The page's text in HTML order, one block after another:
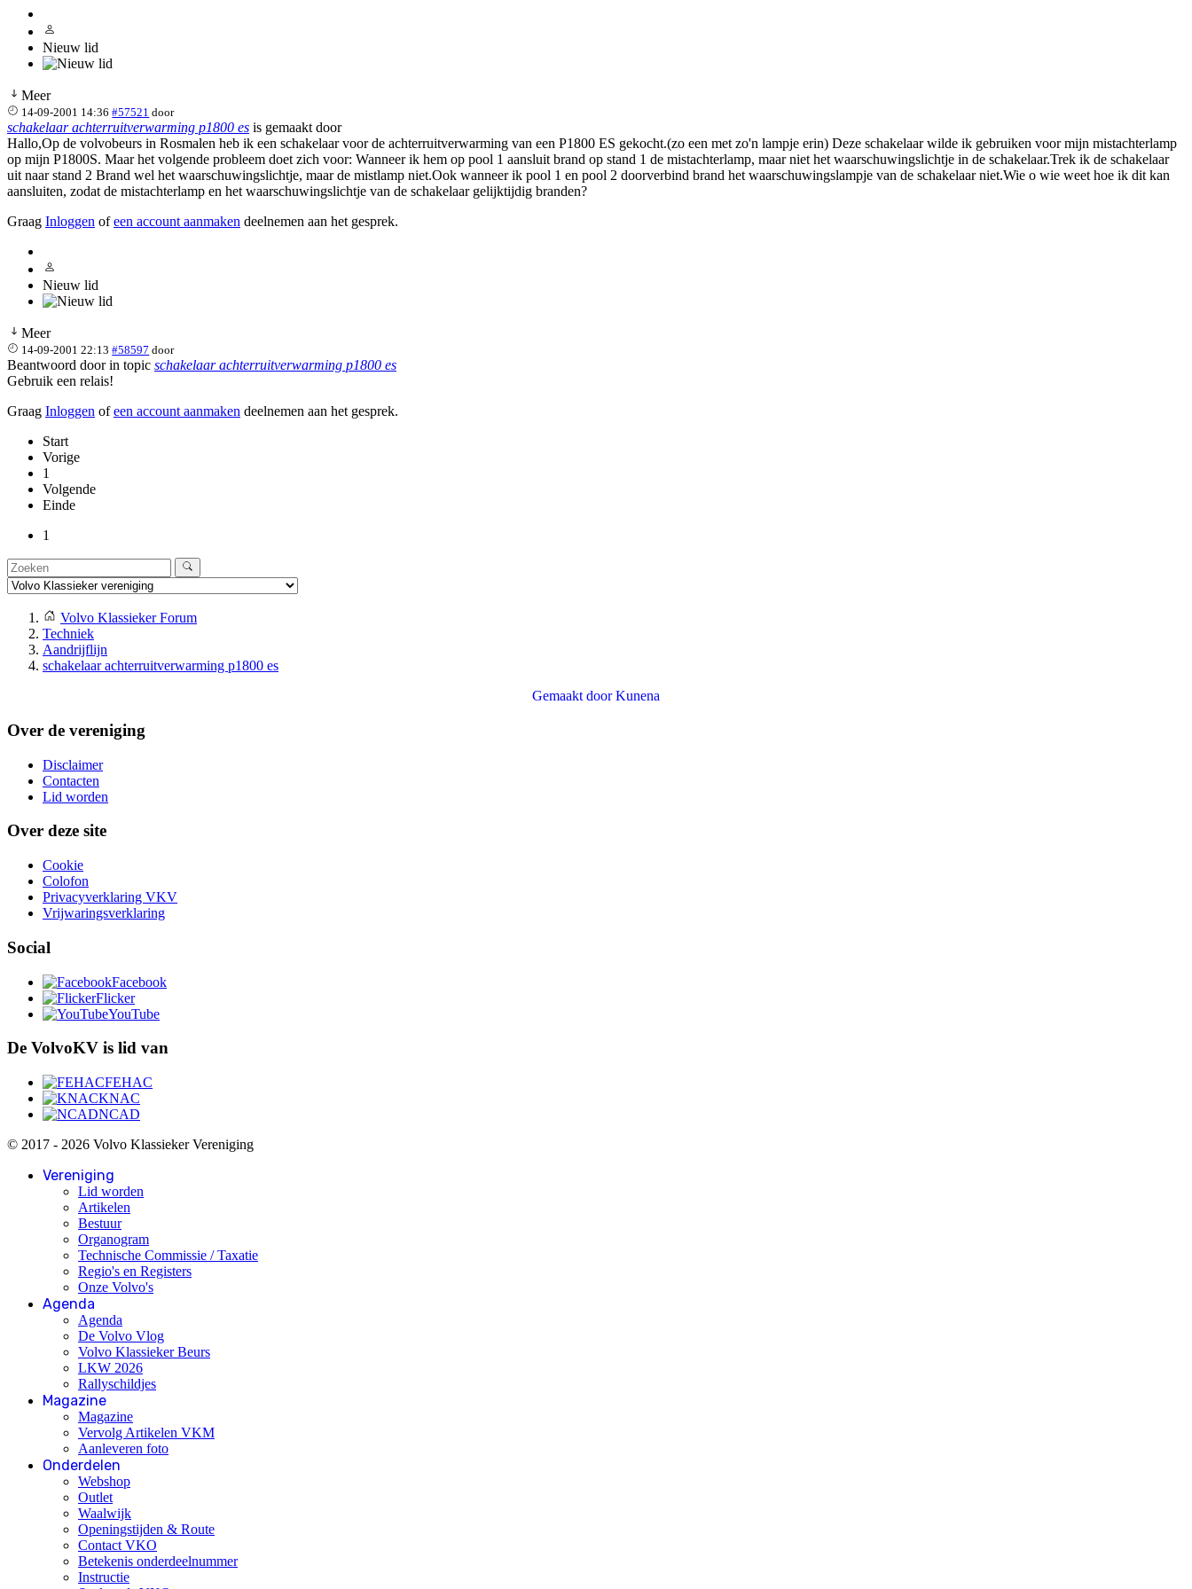
Nieuw lid
Meer
14-09-2001 14:36 #57521 door
schakelaar achterruitverwarming p1800 es is gemaakt door
Hallo,Op de volvobeurs in Rosmalen heb ik een schakelaar voor de achterruitverwarming van een P1800 ES gekocht.(zo een met zo'n lampje erin) Deze schakelaar wilde ik gebruiken voor mijn mistachterlamp
op mijn P1800S. Maar het volgende probleem doet zich voor: Wanneer ik hem op pool 1 aansluit brand op stand 1 de mistachterlamp, maar niet het waarschuwingslichtje in de schakelaar.Trek ik de schakelaar
uit naar stand 2 Brand wel het waarschuwingslichtje, maar de mistlamp niet.Ook wanneer ik pool 1 en pool 2 doorverbind brand het waarschuwingslampje van de schakelaar niet.Wie o wie weet hoe ik dit kan
aansluiten, zodat de mistachterlamp en het waarschuwingslichtje van de schakelaar gelijktijdig branden?
Graag Inloggen ofeen account aanmaken deelnemen aan het gesprek.
Nieuw lid
Meer
14-09-2001 22:13 #58597 door
Beantwoord doorin topic schakelaar achterruitverwarming p1800 es
Gebruik een relais!
Graag Inloggen ofeen account aanmaken deelnemen aan het gesprek.
Start
Vorige
1
Volgende
Einde
1
Volvo Klassieker Forum
Techniek
Aandrijflijn
schakelaar achterruitverwarming p1800 es
Gemaakt doorKunena
Over de vereniging
Disclaimer
Contacten
Lid worden
Over deze site
Cookie
Colofon
Privacyverklaring VKV
Vrijwaringsverklaring
Social
Facebook
Flicker
YouTube
De VolvoKV is lid van
FEHAC
KNAC
NCAD
© 2017 - 2026 Volvo Klassieker Vereniging
Vereniging
Lid worden
Artikelen
Bestuur
Organogram
Technische Commissie / Taxatie
Regio's en Registers
Onze Volvo's
Agenda
Agenda
De Volvo Vlog
Volvo Klassieker Beurs
LKW 2026
Rallyschildjes
Magazine
Magazine
Vervolg Artikelen VKM
Aanleveren foto
Onderdelen
Webshop
Outlet
Waalwijk
Openingstijden & Route
Contact VKO
Betekenis onderdeelnummer
Instructie